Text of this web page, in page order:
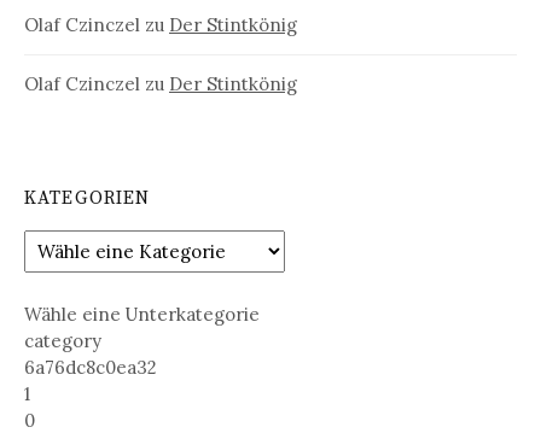
Olaf Czinczel zu Der Stintkönig
Olaf Czinczel zu Der Stintkönig
KATEGORIEN
Wähle eine Unterkategorie
category
6a76dc8c0ea32
1
0